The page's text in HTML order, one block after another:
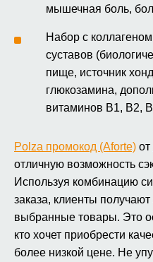
мышечная боль,
Набор с
суставов
пище, источник
глюкозамина,
витаминов В1, В2,
Polza промокод (Aforte) от
отличную возможность
Используя комбинацию
заказа, клиенты
выбранные товары. Это
кто хочет приобрести
более низкой цене. Не